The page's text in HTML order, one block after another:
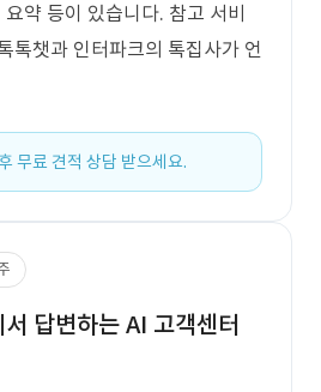
약 등이 있습니다. 참고 서비
톡챗과 인터파크의 톡집사가 언
무료 견적 상담 받으세요.
답변하는 AI 고객센터